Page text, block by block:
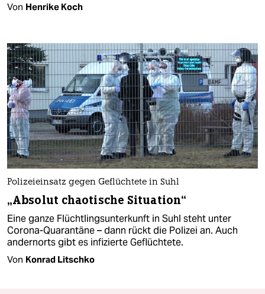
Von Henrike Koch
Polizeieinsatz gegen Geflüchtete in Suhl
„Absolut chaotische Situation“
Eine ganze Flüchtlingsunterkunft in Suhl steht unter
Corona-Quarantäne – dann rückt die Polizei an. Auch
andernorts gibt es infizierte Geflüchtete.
Von Konrad Litschko